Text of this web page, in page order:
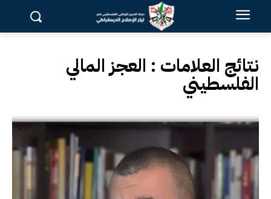
نتائج العلامات : العجز المالي
الفلسطيني